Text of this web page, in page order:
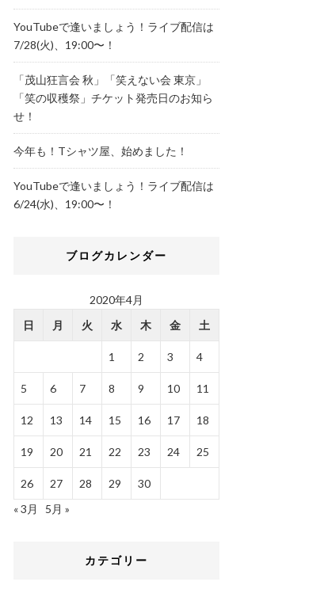
YouTubeで逢いましょう！ライブ配信は
7/28(火)、19:00〜！
「茂山狂言会 秋」「笑えない会 東京」
「笑の収穫祭」チケット発売日のお知ら
せ！
今年も！Tシャツ屋、始めました！
YouTubeで逢いましょう！ライブ配信は
6/24(水)、19:00〜！
ブログカレンダー
2020年4月
日
月 火 水 木 金 土
1 2 3 4
5 6 7 8 9 10 11
12 13 14 15 16 17 18
19 20 21 22 23 24 25
26 27 28 29
30
« 3月
5月 »
カテゴリー